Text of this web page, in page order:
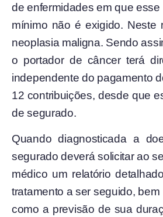
de enfermidades em que esse
mínimo não é exigido. Neste
neoplasia maligna. Sendo
o portador de câncer terá
independente do pagamento
12 contribuições, desde que
de segurado.
Quando diagnosticada a
segurado deverá solicitar ao
médico um relatório
tratamento a ser seguido, bem
como a previsão de sua